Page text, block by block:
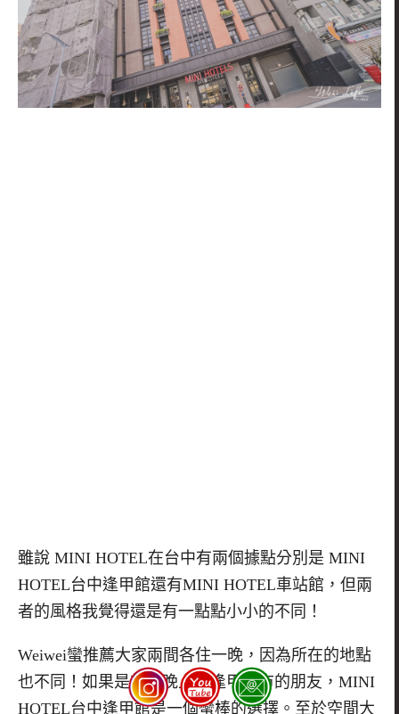
雖說 MINI HOTEL在台中有兩個據點分別是 MINI
HOTEL台中逢甲館還有MINI HOTEL車站館，但兩
者的風格我覺得還是有一點點小小的不同！
Weiwei蠻推薦大家兩間各住一晚，因為所在的地點
也不同！如果是想要晚上逛逢甲夜市的朋友， MINI
HOTEL台中逢甲館是一個蠻棒的選擇。至於空間大